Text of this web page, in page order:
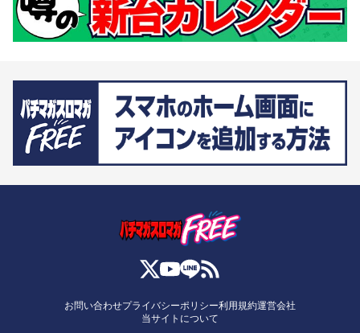
お問い合わせプライバシーポリシー利用規約運営会社
当サイトについて